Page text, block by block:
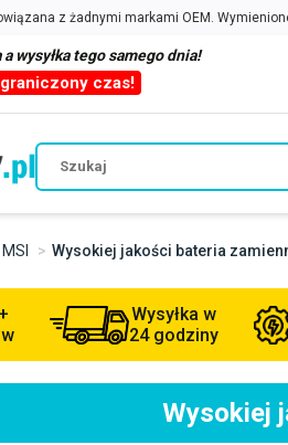
a wysyłka tego samego dnia!
czas!
Wysokiej jakości bateria
Wysyłka w
24 godziny
Wysokiej